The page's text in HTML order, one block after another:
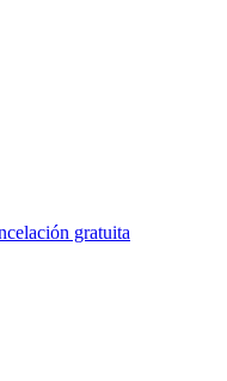
gratuita